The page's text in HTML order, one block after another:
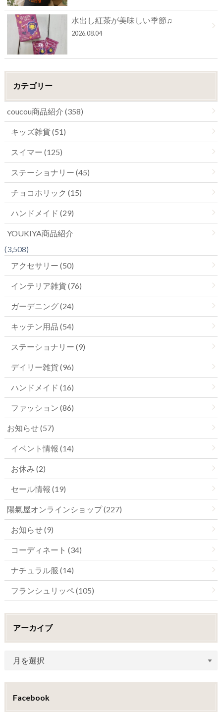
水出し紅茶が美味しい季節♫
2026.08.04
カテゴリー
coucou商品紹介 (358)
キッズ雑貨 (51)
スイマー (125)
ステーショナリー (45)
チョコホリック (15)
ハンドメイド (29)
YOUKIYA商品紹介
(3,508)
アクセサリー (50)
インテリア雑貨 (76)
ガーデニング (24)
キッチン用品 (54)
ステーショナリー (9)
デイリー雑貨 (96)
ハンドメイド (16)
ファッション (86)
お知らせ (57)
イベント情報 (14)
お休み (2)
セール情報 (19)
陽氣屋オンラインショップ (227)
お知らせ (9)
コーディネート (34)
ナチュラル服 (14)
フランシュリッペ (105)
アーカイブ
Facebook